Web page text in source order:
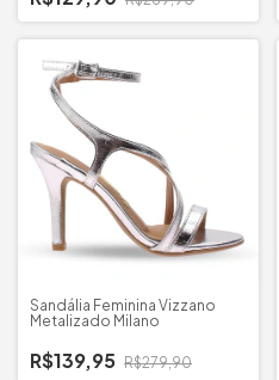
Sandália Feminina Vizzano
Metalizado Milano
R$139,95 R$279,90